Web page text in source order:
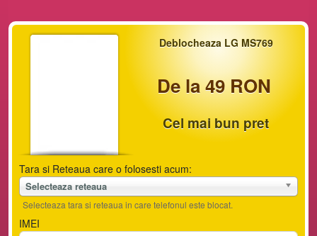
Deblocheaza LG MS769
De la 49 RON
Cel mai bun pret
Tara si Reteaua care o folosesti acum:
Selecteaza reteaua
Selecteaza tara si reteaua in care telefonul este blocat.
IMEI